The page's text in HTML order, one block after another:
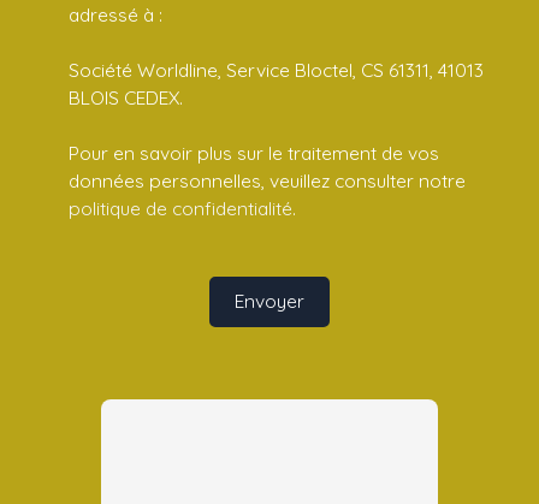
adressé à :
Société Worldline, Service Bloctel, CS 61311, 41013
BLOIS CEDEX.
Pour en savoir plus sur le traitement de vos
données personnelles, veuillez consulter notre
politique de confidentialité.
Envoyer